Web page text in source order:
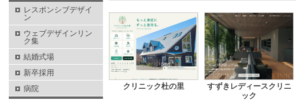
クリニック杜の里
すずきレディースクリニ
ック
レスポンシブデザイ
ン
ウェブデザインリン
ク集
結婚式場
新卒採用
病院